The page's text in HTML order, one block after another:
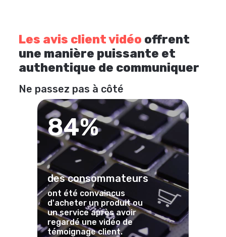
Les avis client vidéo offrent
une manière puissante et
authentique de communiquer
Ne passez pas à côté
84%
des consommateurs
ont été convaincus
d'acheter un produit ou
un service après avoir
regardé une vidéo de
témoignage client.